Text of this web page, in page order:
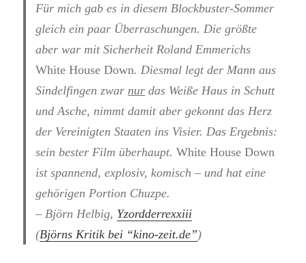
Für mich gab es in diesem Blockbuster-Sommer
gleich ein paar Überraschungen. Die größte
aber war mit Sicherheit Roland Emmerichs
White House Down. Diesmal legt der Mann aus
Sindelfingen zwarnur das Weiße Haus in Schutt
und Asche, nimmt damit aber gekonnt das Herz
der Vereinigten Staaten ins Visier. Das Ergebnis:
sein bester Film überhaupt.White House Down
ist spannend, explosiv, komisch – und hat eine
gehörigen Portion Chuzpe.
– Björn Helbig, Yzordderrexxiii
(Björns Kritik bei “kino-zeit.de”)